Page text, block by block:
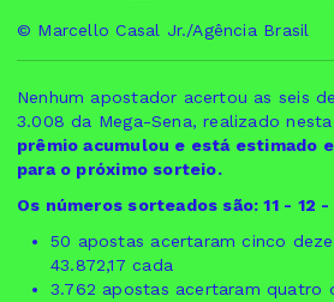
© Marcello Casal Jr./Agência Brasil
Nenhum apostador acertou as seis
3.008 da Mega-Sena, realizado
prêmio acumulou e está estimado
para o próximo sorteio.
Os números sorteados são: 11 - 12
50 apostas acertaram cinco
43.872,17 cada
3.762 apostas acertaram quatro